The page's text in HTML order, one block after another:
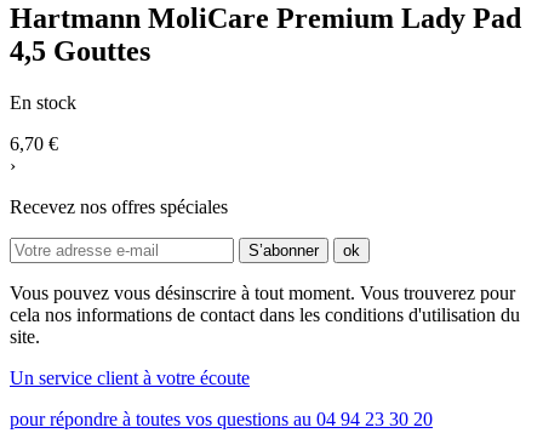
Hartmann MoliCare Premium Lady Pad
4,5 Gouttes
En stock
6,70 €
›
Recevez nos offres spéciales
Vous pouvez vous désinscrire à tout moment. Vous trouverez pour
cela nos informations de contact dans les conditions d'utilisation du
site.
Un service client à votre écoute
pour répondre à toutes vos questions au 04 94 23 30 20